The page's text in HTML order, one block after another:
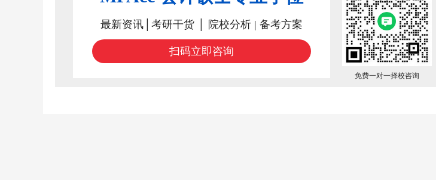
最新资讯│考研干货 │ 院校分析 | 备考方案
扫码立即咨询
免费一对一择校咨询